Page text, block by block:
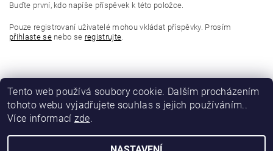
Buďte první, kdo napíše příspěvek k této položce.
Pouze registrovaní uživatelé mohou vkládat příspěvky. Prosím
přihlaste senebo se registrujte.
Tento web používá soubory cookie. Dalším procházením
tohoto webu vyjadřujete souhlas s jejich používáním..
Více informací zde.